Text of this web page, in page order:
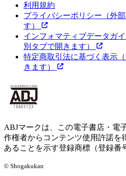
利用規約
プライバシーポリシー （外
す）
インフォマティブデータガ
別タブで開きます）
特定商取引法に基づく表示
きます）
ABJマークは、この電子書店・電
作権者からコンテンツ使用許諾を
あることを示す登録商標（登録番
© Shogakukan